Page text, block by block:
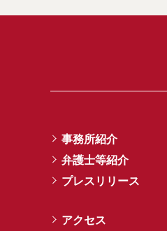
事務所紹介
弁護士等紹介
プレスリリース
アクセス